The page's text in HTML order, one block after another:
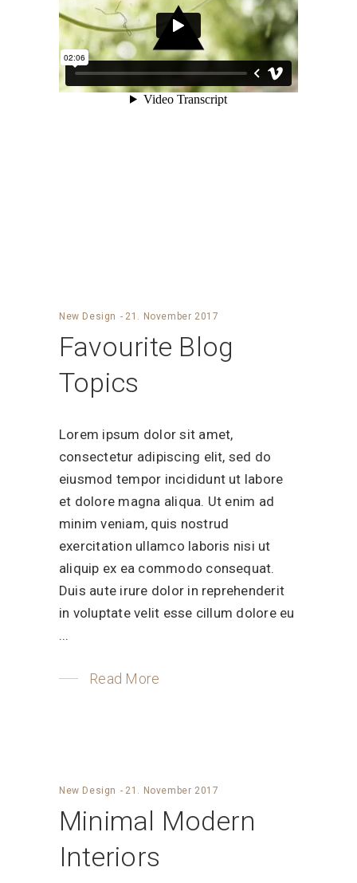
New Design 21. November 2017
Favourite Blog
Topics
Lorem ipsum dolor sit amet,
consectetur adipiscing elit, sed do
eiusmod tempor incididunt ut labore
et dolore magna aliqua. Ut enim ad
minim veniam, quis nostrud
exercitation ullamco laboris nisi ut
aliquip ex ea commodo consequat.
Duis aute irure dolor in reprehenderit
in voluptate velit esse cillum dolore eu
Read More
New Design 21. November 2017
Minimal Modern
Interiors